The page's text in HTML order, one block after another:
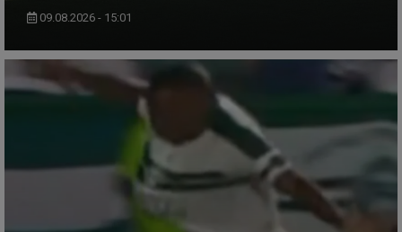
09.08.2026 - 15:01